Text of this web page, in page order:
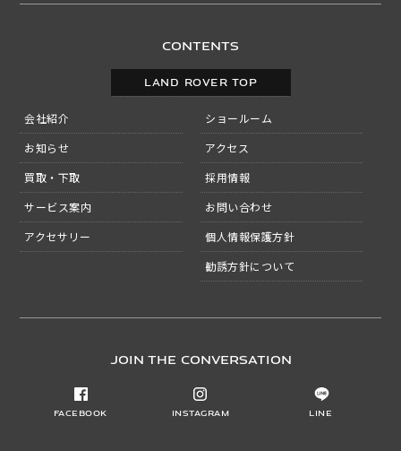
CONTENTS
LAND ROVER TOP
会社紹介
お知らせ
買取・下取
サービス案内
アクセサリー
ショールーム
アクセス
採用情報
お問い合わせ
個人情報保護方針
勧誘方針について
JOIN THE CONVERSATION
Facebook Instagram LINE